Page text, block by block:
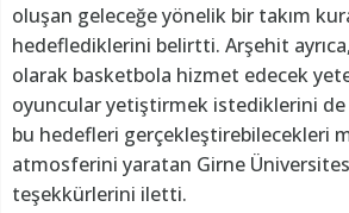
oluşan geleceğe yönelik bir takım
hedeflediklerini belirtti. Arşehit
olarak basketbola hizmet edecek
oyuncular yetiştirmek istediklerini de
bu hedefleri gerçekleştirebilecekleri
atmosferini yaratan Girne
teşekkürlerini iletti.